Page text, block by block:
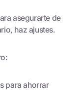
asegurarte de
haz ajustes.
para ahorrar